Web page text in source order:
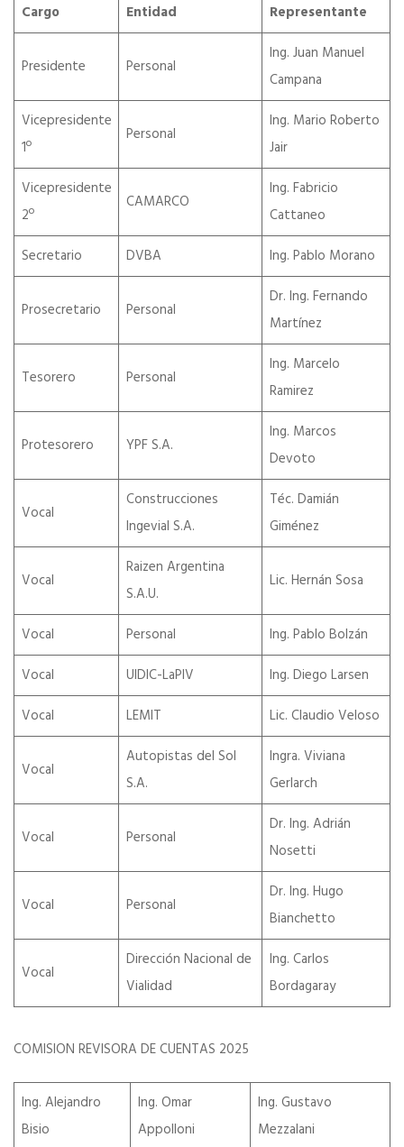
Cargo Entidad Representante
Presidente Personal
Ing. Juan Manuel
Campana
Vicepresidente
1º
Personal
Ing. Mario Roberto
Jair
Vicepresidente
2º
CAMARCO
Ing. Fabricio
Cattaneo
Secretario
DVBA Ing. Pablo Morano
Prosecretario Personal
Dr. Ing. Fernando
Martínez
Tesorero Personal
Ing. Marcelo
Ramirez
Protesorero YPF S.A.
Ing. Marcos
Devoto
Vocal
Construcciones
Ingevial S.A.
Téc. Damián
Giménez
Vocal
Raizen Argentina
S.A.U.
Lic. Hernán Sosa
Vocal Personal
Ing. Pablo Bolzán
Vocal
UIDIC-LaPIV
Ing. Diego Larsen
Vocal
LEMIT Lic. Claudio Veloso
Vocal
Autopistas del Sol
S.A.
Ingra. Viviana
Gerlarch
Vocal Personal
Dr. Ing. Adrián
Nosetti
Vocal Personal
Dr. Ing. Hugo
Bianchetto
Vocal
Dirección Nacional de
Vialidad
Ing. Carlos
Bordagaray
COMISION REVISORA DE CUENTAS 2025
Ing. Alejandro
Bisio
Ing. Omar
Appolloni
Ing. Gustavo
Mezzalani